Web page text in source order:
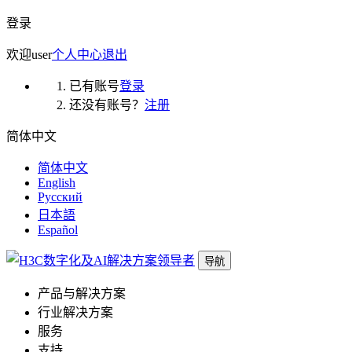
登录
欢迎user个人中心退出
已有账号登录
还没有账号？ 注册
简体中文
简体中文
English
Русский
日本語
Español
导航
产品与解决方案
行业解决方案
服务